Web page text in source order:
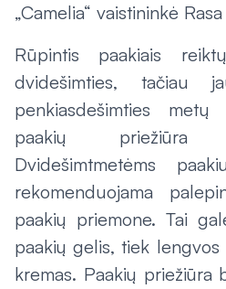
„Camelia“ vaistininkė
Rūpintis paakiais
dvidešimties, tačiau
penkiasdešimties metų
paakių priežiūra
Dvidešimtmetėms
rekomenduojama
paakių priemone. Tai
paakių gelis, tiek lengvos
kremas. Paakių priežiūra